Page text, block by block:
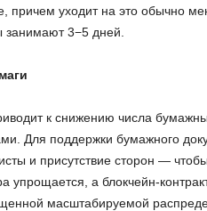
причем уходит на это обычно
3−5 дней.
к сни­же­нию числа
Для под­держ­ки бу­маж­но­го
и при­сут­ствие сто­рон —
упро­ща­ет­ся, а блок­чейн-
мас­шта­би­ру­е­мой